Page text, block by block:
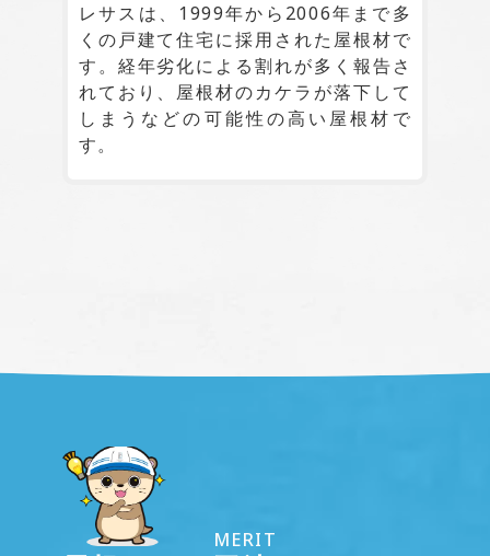
レサスは、1999年から2006年まで多
くの戸建て住宅に採用された屋根材で
す。経年劣化による割れが多く報告さ
れており、屋根材のカケラが落下して
しまうなどの可能性の高い屋根材で
す。
MERIT